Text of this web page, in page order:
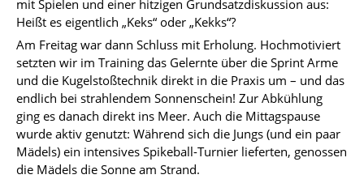
mit Spielen und einer hitzigen Grundsatzdiskussion aus:
Heißt es eigentlich „Keks“ oder „Kekks“?
Am Freitag war dann Schluss mit Erholung. Hochmotiviert
setzten wir im Training das Gelernte über die Sprint Arme
und die Kugelstoßtechnik direkt in die Praxis um – und das
endlich bei strahlendem Sonnenschein! Zur Abkühlung
ging es danach direkt ins Meer. Auch die Mittagspause
wurde aktiv genutzt: Während sich die Jungs (und ein paar
Mädels) ein intensives Spikeball-Turnier lieferten, genossen
die Mädels die Sonne am Strand.